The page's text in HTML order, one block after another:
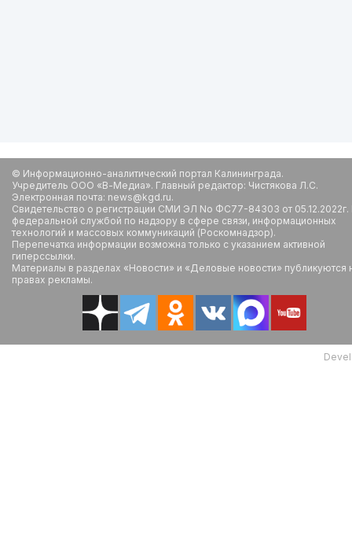
© Информационно-аналитический портал Калининграда.
Учредитель ООО «В-Медиа». Главный редактор: Чистякова Л.С.
Электронная почта: news@kgd.ru.
Свидетельство о регистрации СМИ ЭЛ No ФС77-84303 от
федеральной службой по надзору в сфере связи, информационных
технологий и массовых коммуникаций (Роскомнадзор).
Перепечатка информации возможна только с указанием активной
гиперссылки.
Материалы в разделах «Новости» и «Деловые новости» публикуются
правах рекламы.